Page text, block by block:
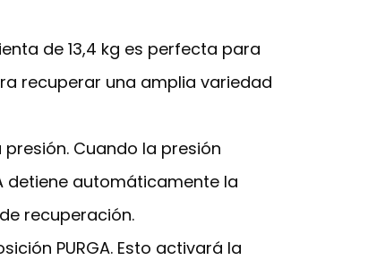
de 13,4 kg es perfecta para
recuperar una amplia variedad
Cuando la presión
detiene automáticamente la
recuperación.
PURGA. Esto activará la